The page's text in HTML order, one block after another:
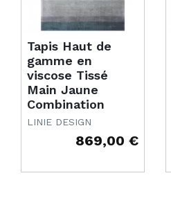
Tapis Haut de
gamme en
viscose Tissé
Main Jaune
Combination
LINIE DESIGN
869,00 €